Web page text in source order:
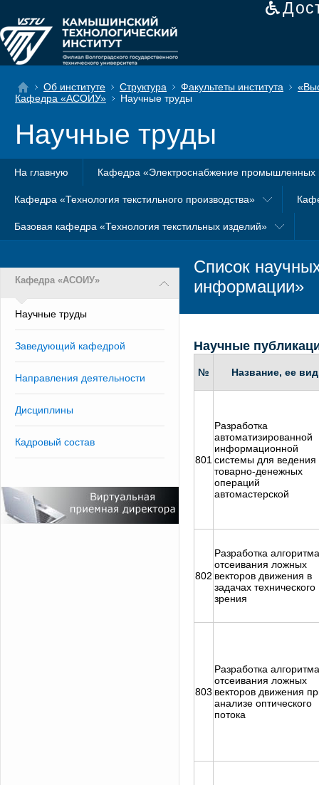
Об институте Структура Факультеты института
Кафедра «АСОИУ»
Научные труды
Научные труды
На главную Кафедра «Электроснабжение промышленных
Кафедра «Технология текстильного производства»
Базовая кафедра «Технология текстильных изделий»
Кафедра «АСОИУ»
Научные труды
Заведующий кафедрой
Направления деятельности
Дисциплины
Кадровый состав
Список
информации»
Научные
№ Название, ее вид
801
Разработка
автоматизированной
информационной
системы для ведения
товарно-денежных
операций
автомастерской
802
Разработка алгоритма
отсеивания ложных
векторов движения в
задачах технического
зрения
803
Разработка алгоритма
отсеивания ложных
векторов движения
анализе оптического
потока